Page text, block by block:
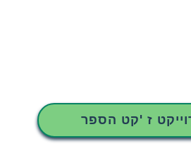
ז 'קט הספר